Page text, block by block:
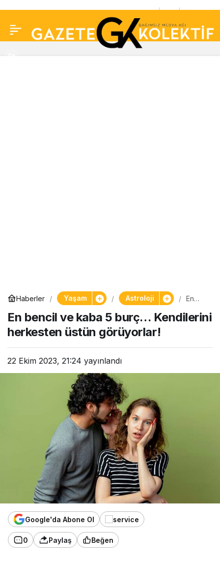
Haberler Yaşam Astroloji
En
ve
kaba
Kendil
sten
En bencil ve kaba 5 burç… Kendilerini
herkesten üstün görüyorlar!
22 Ekim 2023, 21:24 yayınlandı
Google'da Abone Ol
0 Paylaş Beğen
Yorumları… Koç, Boğa,